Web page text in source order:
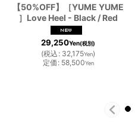
【50%OFF】［YUME YUME
］Love Heel - Black / Red
29,250Yen(税別)
(税込 : 32,175Yen)
定価 : 58,500Yen